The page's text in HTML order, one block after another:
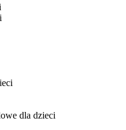
dla dzieci